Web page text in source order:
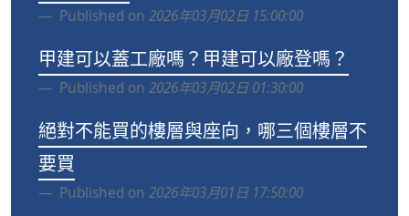
Published on 2026年03月02日 15:00:00
甲建可以蓋工廠嗎？甲建可以廠登嗎？
Published on 2026年03月02日 01:30:00
絕對不能買的樓層與座向，哪三個樓層不
要買
Published on 2026年03月01日 17:50:00